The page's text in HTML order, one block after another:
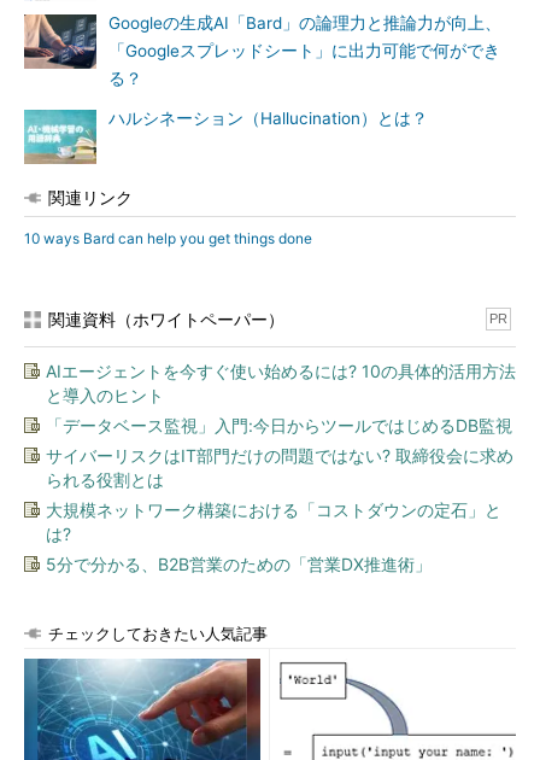
Googleの生成AI「Bard」の論理力と推論力が向上、
「Googleスプレッドシート」に出力可能で何ができ
る？
ハルシネーション（Hallucination）とは？
関連リンク
10 ways Bard can help you get things done
関連資料（ホワイトペーパー） PR
AIエージェントを今すぐ使い始めるには? 10の具体的活用方法
と導入のヒント
「データベース監視」入門:今日からツールではじめるDB監視
サイバーリスクはIT部門だけの問題ではない? 取締役会に求め
られる役割とは
大規模ネットワーク構築における「コストダウンの定石」と
は?
5分で分かる、B2B営業のための「営業DX推進術」
チェックしておきたい人気記事